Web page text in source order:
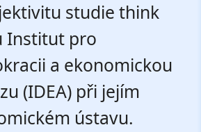
studie think
Institut pro
a ekonomickou
(IDEA) při jejím
ústavu.